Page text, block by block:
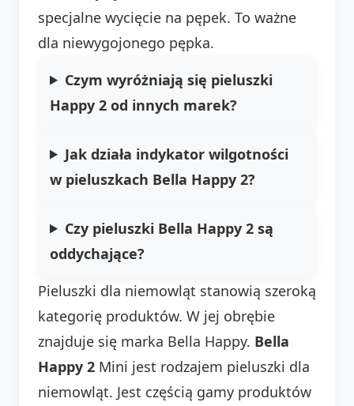
specjalne wycięcie na pępek. To ważne
dla niewygojonego pępka.
Czym wyróżniają się pieluszki
Happy 2 od innych marek?
Jak działa indykator wilgotności
w pieluszkach Bella Happy 2?
Czy pieluszki Bella Happy 2 są
oddychające?
Pieluszki dla niemowląt stanowią szeroką
kategorię produktów. W jej obrębie
znajduje się marka Bella Happy. Bella
Happy 2 Mini jest rodzajem pieluszki dla
niemowląt. Jest częścią gamy produktów